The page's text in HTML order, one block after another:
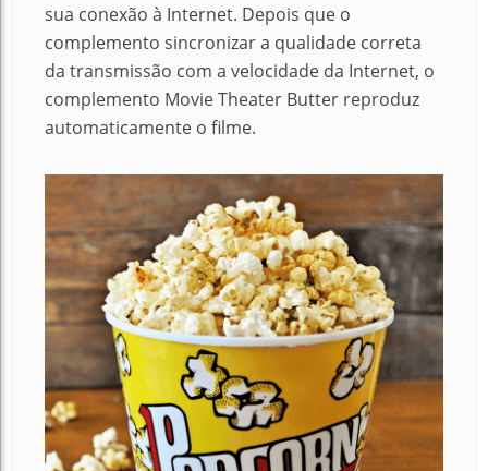
sua conexão à Internet. Depois que o
complemento sincronizar a qualidade correta
da transmissão com a velocidade da Internet, o
complemento Movie Theater Butter reproduz
automaticamente o filme.